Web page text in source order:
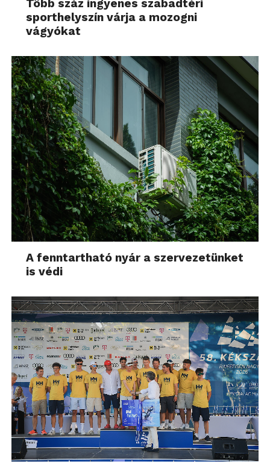
Több száz ingyenes szabadtéri
sporthelyszín várja a mozogni
vágyókat
A fenntartható nyár a szervezetünket
is védi